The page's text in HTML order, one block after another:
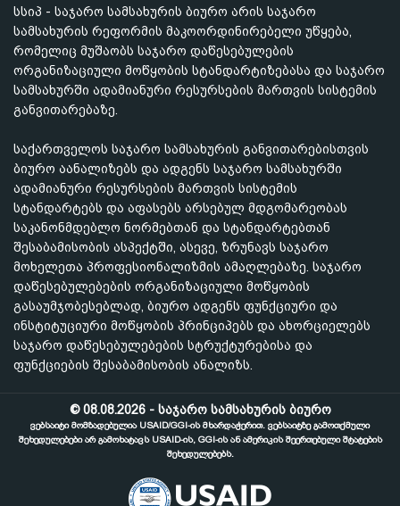
სსიპ - საჯარო სამსახურის ბიურო არის საჯარო
სამსახურის რეფორმის მაკოორდინირებელი უწყება,
რომელიც მუშაობს საჯარო დაწესებულების
ორგანიზაციული მოწყობის სტანდარტიზებასა და საჯარო
სამსახურში ადამიანური რესურსების მართვის სისტემის
განვითარებაზე.
საქართველოს საჯარო სამსახურის განვითარებისთვის
ბიურო აანალიზებს და ადგენს საჯარო სამსახურში
ადამიანური რესურსების მართვის სისტემის
სტანდარტებს და აფასებს არსებულ მდგომარეობას
საკანონმდებლო ნორმებთან და სტანდარტებთან
შესაბამისობის ასპექტში, ასევე, ზრუნავს საჯარო
მოხელეთა პროფესიონალიზმის ამაღლებაზე. საჯარო
დაწესებულებების ორგანიზაციული მოწყობის
გასაუმჯობესებლად, ბიურო ადგენს ფუნქციური და
ინსტიტუციური მოწყობის პრინციპებს და ახორციელებს
საჯარო დაწესებულებების სტრუქტურებისა და
ფუნქციების შესაბამისობის ანალიზს.
© 08.08.2026 - საჯარო სამსახურის ბიურო
ვებსაიტი მომზადებულია USAID/GGI-ის მხარდაჭერით. ვებსაიტზე გამოთქმული
შეხედულებები არ გამოხატავს USAID-ის, GGI-ის ან ამერიკის შეერთებული შტატების
შეხედულებებს.